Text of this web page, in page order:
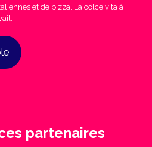
et de pizza. La colce vita à
partenaires